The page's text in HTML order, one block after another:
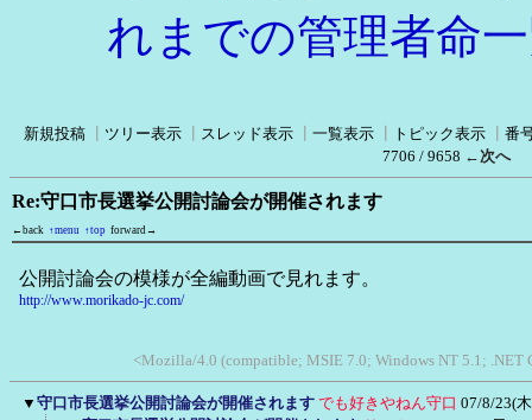
れまでの管理者命
新規投稿 ツリー表示 スレッド表示 一覧表示 トピック表示
番
7706 / 9658 ←次へ
Re:守口市長選挙公開討論会が開催されます
←back ↑menu ↑top forward→
公開討論会の模様が全編動画で見れます。
http://www.morikado-jc.com/
<Mozilla/4.0 (compatible; MSIE 7.0; Windows NT 5.1;
▼ 守口市長選挙公開討論会が開催されます でも好きやねん守口 07/8/23(